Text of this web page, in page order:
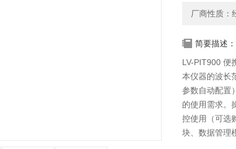
厂商性质：
简要描述：
LV-PIT900 便
本仪器的波长
参数自动配置
的使用需求。
控使用（可选
块、数据管理